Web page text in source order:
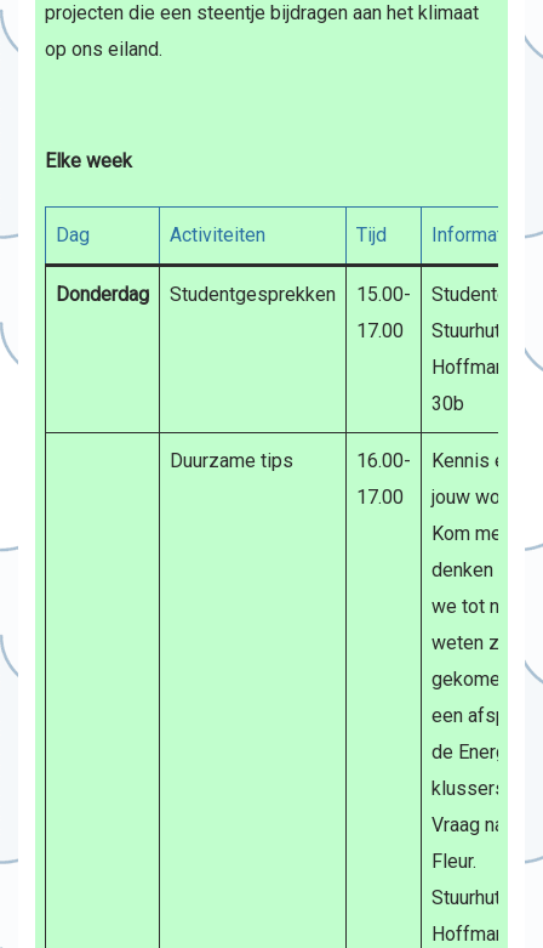
projecten die een steentje bijdragen aan het klimaat
op ons eiland.
Elke week
Dag Activiteiten Tijd Informatie
Donderdag Studentgesprekken
15.00-
17.00
Stuurhut:
30b
Duurzame tips
16.00-
17.00
Kennis en
jouw woning.
Kom mee
denken en
we tot nu
weten zijn
gekomen. Of
een
de
klussers
Vraag naar
Fleur.
Stuurhut: